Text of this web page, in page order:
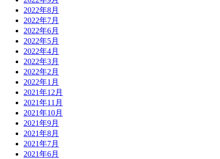
2022年8月
2022年7月
2022年6月
2022年5月
2022年4月
2022年3月
2022年2月
2022年1月
2021年12月
2021年11月
2021年10月
2021年9月
2021年8月
2021年7月
2021年6月